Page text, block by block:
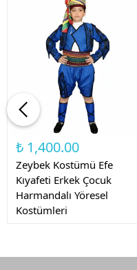
₺ 1,400.00
Zeybek Kostümü Efe
Kıyafeti Erkek Çocuk
Harmandalı Yöresel
Kostümleri